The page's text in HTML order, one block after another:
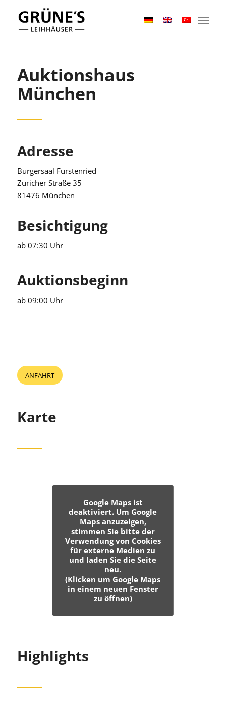
Auktionshaus
München
Adresse
Bürgersaal Fürstenried
Züricher Straße 35
81476 München
Besichtigung
ab 07:30 Uhr
Auktionsbeginn
ab 09:00 Uhr
ANFAHRT
Karte
Google Maps ist
deaktiviert. Um Google
Maps anzuzeigen,
stimmen Sie bitte der
Verwendung von Cookies
für externe Medien zu
und laden Sie die Seite
neu.
(Klicken um Google Maps
in einem neuen Fenster
zu öffnen)
Highlights